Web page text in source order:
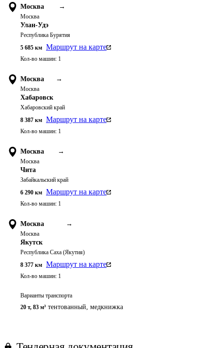
Москва →
Москва
Улан-Удэ
Республика Бурятия
5 685 км Маршрут на карте
Кол-во машин: 1
Москва →
Москва
Хабаровск
Хабаровский край
8 387 км Маршрут на карте
Кол-во машин: 1
Москва →
Москва
Чита
Забайкальский край
6 290 км Маршрут на карте
Кол-во машин: 1
Москва →
Москва
Якутск
Республика Саха (Якутия)
8 377 км Маршрут на карте
Кол-во машин: 1
Варианты транспорта
20 т, 83 м³ тентованный, медкнижка